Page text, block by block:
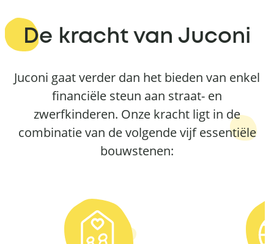
De kracht van Juconi
Juconi gaat verder dan het bieden van enkel
financiële steun aan straat- en
zwerfkinderen. Onze kracht ligt in de
combinatie van de volgende vijf essentiële
bouwstenen: